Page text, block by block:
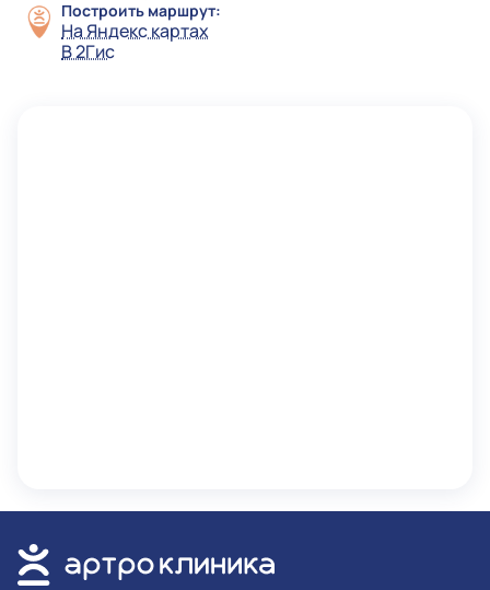
Построить маршрут:
На Яндекс картах
В 2Гис